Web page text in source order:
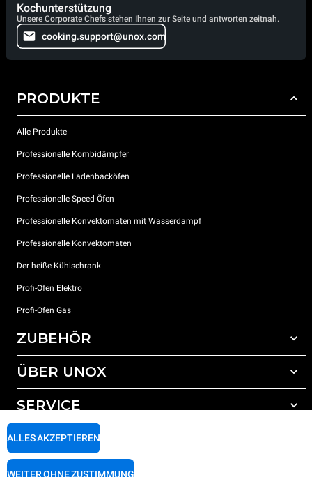
Kochunterstützung
Unsere Corporate Chefs stehen Ihnen zur Seite und antworten zeitnah.
cooking.support@unox.com
PRODUKTE
Alle Produkte
Professionelle Kombidämpfer
Professionelle Ladenbacköfen
Professionelle Speed-Öfen
Professionelle Konvektomaten mit Wasserdampf
Professionelle Konvektomaten
Der heiße Kühlschrank
Profi-Ofen Elektro
Profi-Ofen Gas
ZUBEHÖR
Gesamtes Zubehör
Wasseraufbereitung mit Kunstharzfiltern
Wasseraufbereitung durch Umkehrosmose
ÜBER UNOX
Unsere Standorte weltweit
SERVICE
Unox garantie
Händler Suche
ALLES AKZEPTIEREN
WEITER OHNE ZUSTIMMUNG